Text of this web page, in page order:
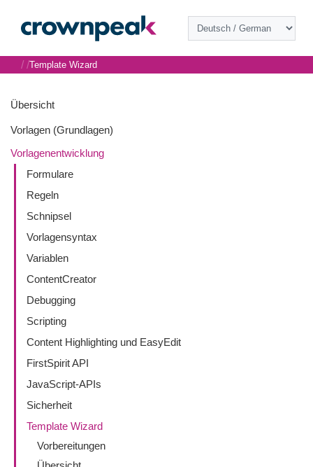
Übersicht
Vorlagen (Grundlagen)
Vorlagenentwicklung
Formulare
Regeln
Schnipsel
Vorlagensyntax
Variablen
ContentCreator
Debugging
Scripting
Content Highlighting und EasyEdit
FirstSpirit API
JavaScript-APIs
Sicherheit
Template Wizard
Vorbereitungen
/ /Template Wizard